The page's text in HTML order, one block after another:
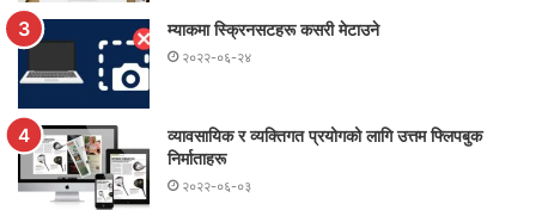
म्याकमा स्क्रिनसटहरू कसरी मेटाउने
२०२२-०६-२४
व्यावसायिक र व्यक्तिगत प्रयोगको लागि उत्तम फ्लिपबुक
निर्माताहरू
२०२२-०६-०३